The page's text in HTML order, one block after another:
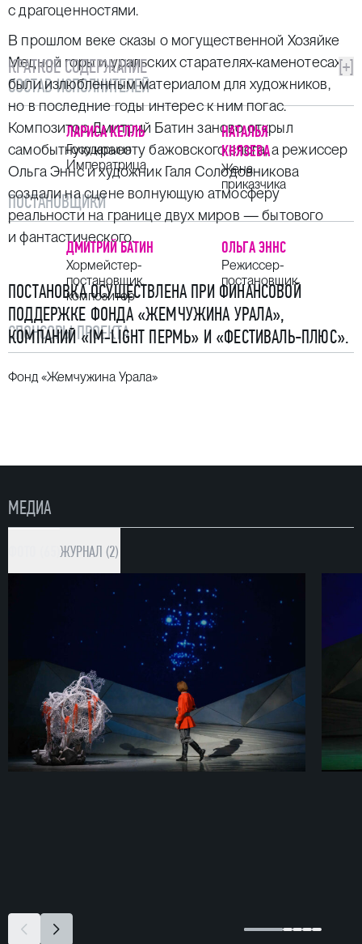
с драгоценностями.
В прошлом веке сказы о могущественной Хозяйке
Медной горы и уральских старателях-каменотесах
были излюбленным материалом для художников,
но в последние годы интерес к ним погас.
Композитор Дмитрий Батин заново открыл
самобытную красоту бажовского слога, а режиссер
Ольга Эннс и художник Галя Солодовникова
создали на сцене волнующую атмосферу
реальности на границе двух миров — бытового
и фантастического.
ПОСТАНОВКА ОСУЩЕСТВЛЕНА ПРИ ФИНАНСОВОЙ
ПОДДЕРЖКЕ ФОНДА «ЖЕМЧУЖИНА УРАЛА»,
КОМПАНИЙ «IM‑LIGHT ПЕРМЬ» И «ФЕСТИВАЛЬ-ПЛЮС».
КРАТКОЕ СОДЕРЖАНИЕ
[+]
СОСТАВ ИСПОЛНИТЕЛЕЙ
ЛАРИСА КЕЛЛЬ
Государыня
Императрица
НАТАЛЬЯ
КНЯЗЕВА
Жена
приказчика
ПОСТАНОВЩИКИ
ДМИТРИЙ БАТИН
Хормейстер-
постановщик,
композитор
ОЛЬГА ЭННС
Режиссер-
постановщик
СПОНСОРЫ ПРОЕКТА
Фонд «Жемчужина Урала»
МЕДИА
ФОТО (65)ЖУРНАЛ (2)